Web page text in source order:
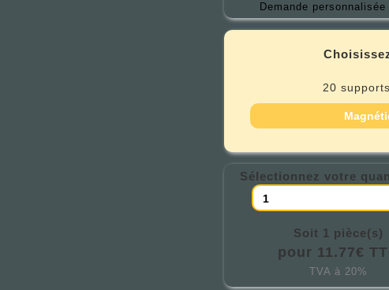
Demande
20
Sélectionnez votre
Soit 1 pièce(s)
pour 11.77€
TVA à 20%